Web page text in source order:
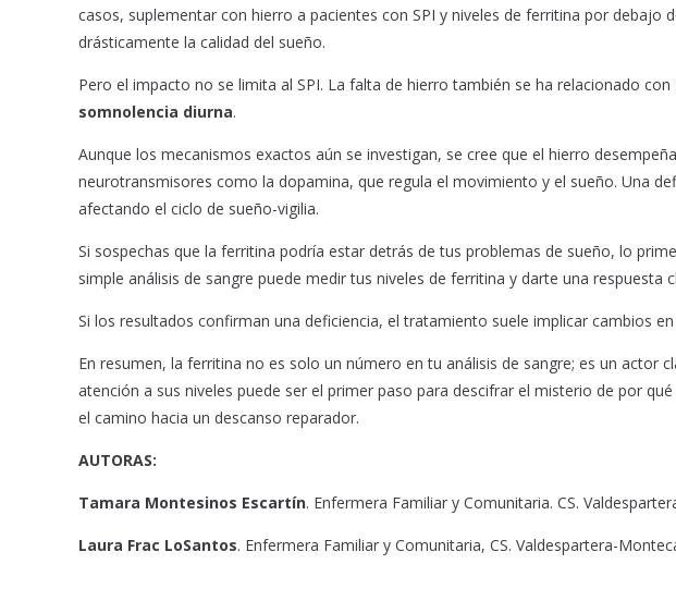
casos, suplementar con hierro a pacientes con SPI y niveles de ferritina por debajo
drásticamente la calidad del sueño.
Pero el impacto no se limita al SPI. La falta de hierro también se ha relacionado con
somnolencia diurna.
Aunque los mecanismos exactos aún se investigan, se cree que el hierro
neurotransmisores como la dopamina, que regula el movimiento y el sueño. Una
afectando el ciclo de sueño-vigilia.
Si sospechas que la ferritina podría estar detrás de tus problemas de sueño, lo
simple análisis de sangre puede medir tus niveles de ferritina y darte una respuesta
Si los resultados confirman una deficiencia, el tratamiento suele implicar cambios
En resumen, la ferritina no es solo un número en tu análisis de sangre; es un actor
atención a sus niveles puede ser el primer paso para descifrar el misterio de por
el camino hacia un descanso reparador.
AUTORAS:
Tamara Montesinos Escartín. Enfermera Familiar y Comunitaria. CS.
Laura Frac LoSantos. Enfermera Familiar y Comunitaria, CS. Valdespartera-